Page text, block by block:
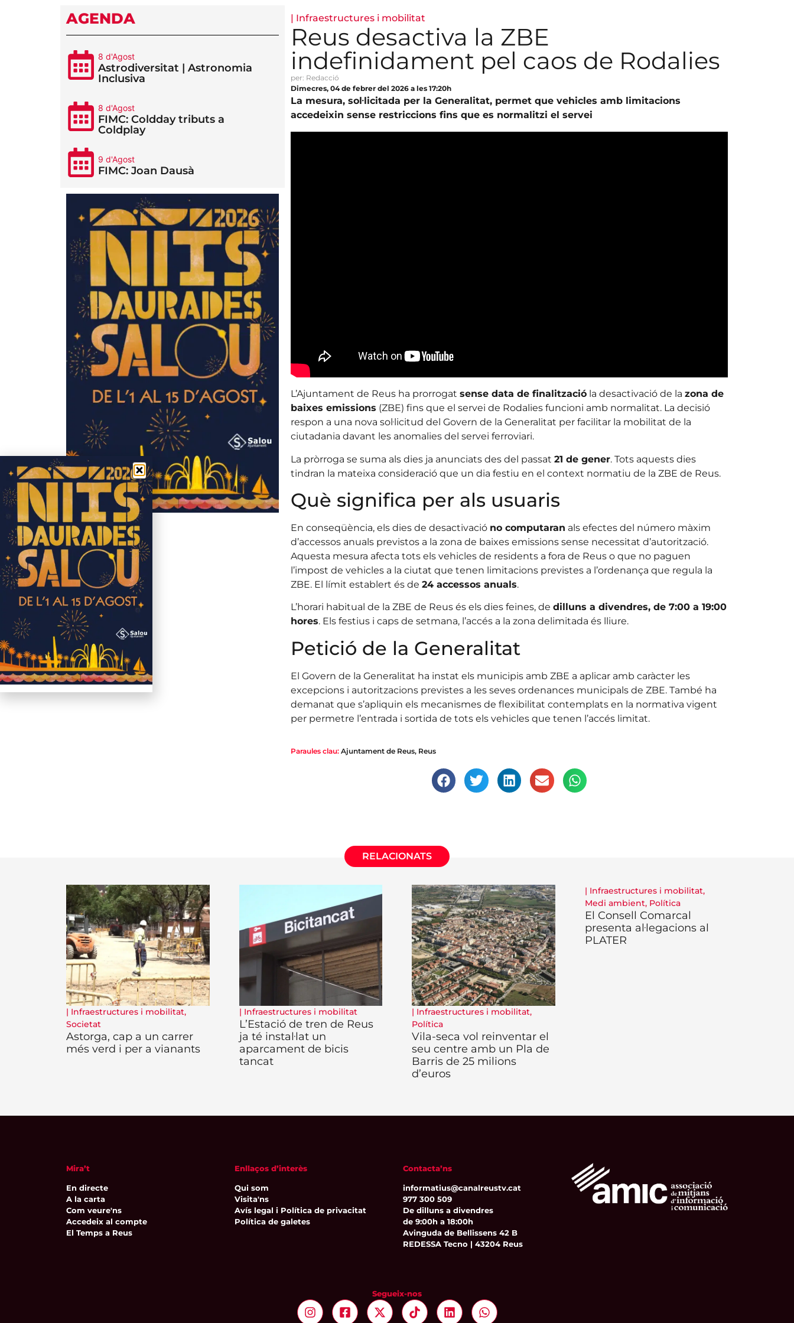
AGENDA
8 d'Agost
Astrodiversitat | Astronomia
Inclusiva
8 d'Agost
FIMC: Coldday tributs a
Coldplay
9 d'Agost
FIMC: Joan Dausà
| Infraestructures i mobilitat
Reus desactiva la ZBE
indefinidament pel caos de Rodalies
per: Redacció
Dimecres, 04 de febrer del 2026 a les 17:20h
La mesura, sol·licitada per la Generalitat, permet que vehicles amb limitacions
accedeixin sense restriccions fins que es normalitzi el servei
L’Ajuntament de Reus ha prorrogat sense data de finalitzacióla desactivació de la zona de
baixes emissions (ZBE) fins que el servei de Rodalies funcioni amb normalitat. La decisió
respon a una nova sol·licitud del Govern de la Generalitat per facilitar la mobilitat de la
ciutadania davant les anomalies del servei ferroviari.
La pròrroga se suma als dies ja anunciats des del passat 21 de gener. Tots aquests dies
tindran la mateixa consideració que un dia festiu en el context normatiu de la ZBE de Reus.
Què significa per als usuaris
En conseqüència, els dies de desactivació no computaran als efectes del número màxim
d’accessos anuals previstos a la zona de baixes emissions sense necessitat d’autorització.
Aquesta mesura afecta tots els vehicles de residents a fora de Reus o que no paguen
l’impost de vehicles a la ciutat que tenen limitacions previstes a l’ordenança que regula la
ZBE. El límit establert és de 24 accessos anuals.
L’horari habitual de la ZBE de Reus és els dies feines, de dilluns a divendres, de 7:00 a 19:00
hores. Els festius i caps de setmana, l’accés a la zona delimitada és lliure.
Petició de la Generalitat
El Govern de la Generalitat ha instat els municipis amb ZBE a aplicar amb caràcter les
excepcions i autoritzacions previstes a les seves ordenances municipals de ZBE. També ha
demanat que s’apliquin els mecanismes de flexibilitat contemplats en la normativa vigent
per permetre l’entrada i sortida de tots els vehicles que tenen l’accés limitat.
Paraules clau: Ajuntament de Reus, Reus
RELACIONATS
| Infraestructures i mobilitat,
Societat
Astorga, cap a un carrer
més verd i per a vianants
| Infraestructures i mobilitat
L’Estació de tren de Reus
ja té instal·lat un
aparcament de bicis
tancat
| Infraestructures i mobilitat,
Política
Vila-seca vol reinventar el
seu centre amb un Pla de
Barris de 25 milions
d’euros
| Infraestructures i mobilitat,
Medi ambient, Política
El Consell Comarcal
presenta al·legacions al
PLATER
Mira’t
En directe
A la carta
Com veure'ns
Accedeix al compte
El Temps a Reus
Enllaços d’interès
Qui som
Visita'ns
Avís legal i Política de privacitat
Política de galetes
Contacta’ns
informatius@canalreustv.cat
977 300 509
De dilluns a divendres
de 9:00h a 18:00h
Avinguda de Bellissens 42 B
REDESSA Tecno | 43204 Reus
Segueix-nos